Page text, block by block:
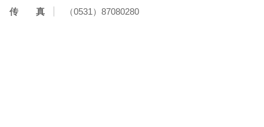
传 真
（0531）87080280